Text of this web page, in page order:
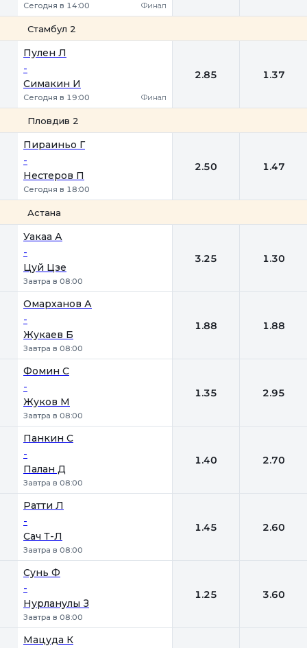
Сегодня в 14:00 Финал
Стамбул 2
Пулен Л
-
Симакин И
Сегодня в 19:00 Финал
2.85 1.37
Пловдив 2
Пираиньо Г
-
Нестеров П
Сегодня в 18:00
2.50 1.47
Астана
Уакаа А
-
Цуй Цзе
Завтра в 08:00
3.25 1.30
Омарханов А
-
Жукаев Б
Завтра в 08:00
1.88 1.88
Фомин С
-
Жуков М
Завтра в 08:00
1.35 2.95
Панкин С
-
Палан Д
Завтра в 08:00
1.40 2.70
Ратти Л
-
Сач Т-Л
Завтра в 08:00
1.45 2.60
Сунь Ф
-
Нурланулы З
Завтра в 08:00
1.25 3.60
Мацуда К